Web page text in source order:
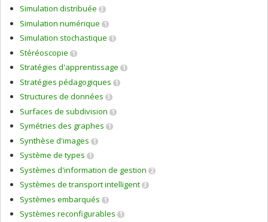
Simulation distribuée 3
Simulation numérique 1
Simulation stochastique 1
Stéréoscopie 1
Stratégies d'apprentissage 1
Stratégies pédagogiques 1
Structures de données 3
Surfaces de subdivision 1
Symétries des graphes 1
Synthèse d'images 1
Système de types 1
Systèmes d'information de gestion 2
Systèmes de transport intelligent 3
Systèmes embarqués 1
Systèmes reconfigurables 1